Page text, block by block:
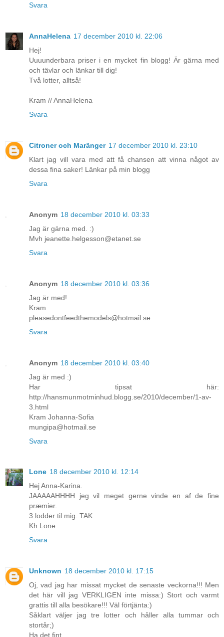
Svara
AnnaHelena 17 december 2010 kl. 22:06
Hej!
Uuuunderbara priser i en mycket fin blogg! Är gärna med
och tävlar och länkar till dig!
Två lotter, alltså!
Kram // AnnaHelena
Svara
Citroner och Maränger 17 december 2010 kl. 23:10
Klart jag vill vara med att få chansen att vinna något av
dessa fina saker! Länkar på min blogg
Svara
Anonym 18 december 2010 kl. 03:33
Jag är gärna med. :)
Mvh jeanette.helgesson@etanet.se
Svara
Anonym 18 december 2010 kl. 03:36
Jag är med!
Kram
pleasedontfeedthemodels@hotmail.se
Svara
Anonym 18 december 2010 kl. 03:40
Jag är med :)
Har tipsat här:
http://hansmunmotminhud.blogg.se/2010/december/1-av-
3.html
Kram Johanna-Sofia
mungipa@hotmail.se
Svara
Lone 18 december 2010 kl. 12:14
Hej Anna-Karina.
JAAAAAHHHH jeg vil meget gerne vinde en af de fine
præmier.
3 lodder til mig. TAK
Kh Lone
Svara
Unknown 18 december 2010 kl. 17:15
Oj, vad jag har missat mycket de senaste veckorna!!! Men
det här vill jag VERKLIGEN inte missa:) Stort och varmt
grattis till alla besökare!!! Väl förtjänta:)
Såklart väljer jag tre lotter och håller alla tummar och
stortår;)
Ha det fint,